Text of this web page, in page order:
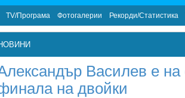
TV/Програма Фотогалерии Рекорди/Статистика
Василев е
на двойки